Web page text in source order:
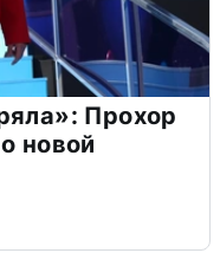
Прохор
новой